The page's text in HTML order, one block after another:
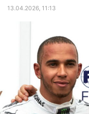
13.04.2026, 11:13